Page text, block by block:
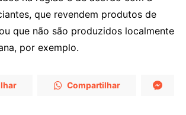
que revendem produtos de
que não são produzidos localmente
por exemplo.
Compartilhar